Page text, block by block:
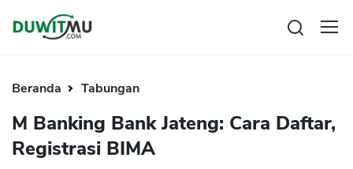
Reksadana
Saham
Bitcoin
Beranda Tabungan
M Banking Bank Jateng: Cara Daftar,
Registrasi BIMA